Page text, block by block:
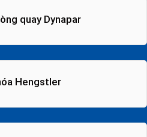
quay Dynapar
Hengstler